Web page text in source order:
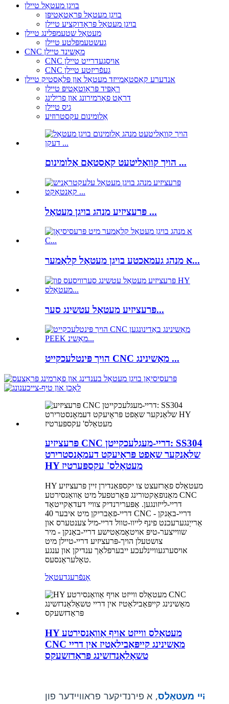
בויגן מעטאַל טיילן
בויגן מעטאַל פּראָטאָטיפּן
בויגן מעטאַל פּראָדוקציע טיילן
מעטאַל שטעמפּלינג טיילן
געשטעמפּלטע טיילן
CNC מאַשינד טיילן
CNC אויסגעדרייט טיילן
CNC געפֿריזטע טיילן
אנדערע קאַסטאַמייזד מעטאַל און פּלאַסטיק טיילן
ראַפּיד פּראָוטאָטיפּ טיילן
דראָט פאָרמירונג און פרילינג
גיס טיילן
אַלומינום עקסטרוזיע
הויך קוואַליטעט קאַסטאַם אַלומינום ...
פּרעציזיע מנהג בויגן מעטאַל ...
א מנהג געמאכטע בויגן מעטאַל קלאַמער...
פּרעציזיע מעטאַל עטשינג סער...
הויך פּינטלעכקייט CNC מאַשינינג ...
פּרעציזיע CNC דריי-מעגלעכקייטן: SS304
שלאַנקער שאַפט פּראָיעקט דעמאָנסטרירט
HY מעטאַלס' עקספּערטיז
HY מעטאַלס ​​פאָרזעצט צו יקספּאַנדירן זיין פּרעציזיע
מאַנופאַקטורינג פּאָרטפעל מיט אַוואַנסירטע CNC
דריי-לייזונגען. אַפּערירנדיק צוויי דעדאַקייטאַד
דריי-פאַבריקן מיט איבער 40 CNC דריי-באַנקן -
אַרייַנגערעכנט פינף לייוו-טוול דריי-מיל צענטערס און
שווייצער-טיפּ אויטאָמאַטישע דריי-באַנקן - מיר
צושטעלן הויך-פּרעציזיע דריי-טיילן מיט
אויסערגעוויינלעכע ייבערפלאַך ענדיקן און ענגע
טאָלעראַנסעס.
אָנפֿרעגדעטאַל
HY מעטאַלס ​​ווייזט אויף אַוואַנסירטע
CNC מאַשינינג קייפּאַבילאַטיז אין דריי
טשאַלאַנדזשינג פּראַדזשעקס
היי מעטאַלס, א פירנדיקער פראוויידער פון